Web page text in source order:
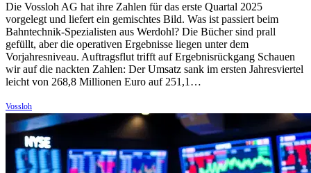
Die Vossloh AG hat ihre Zahlen für das erste Quartal 2025
vorgelegt und liefert ein gemischtes Bild. Was ist passiert beim
Bahntechnik-Spezialisten aus Werdohl? Die Bücher sind prall
gefüllt, aber die operativen Ergebnisse liegen unter dem
Vorjahresniveau. Auftragsflut trifft auf Ergebnisrückgang Schauen
wir auf die nackten Zahlen: Der Umsatz sank im ersten Jahresviertel
leicht von 268,8 Millionen Euro auf 251,1…
Vossloh